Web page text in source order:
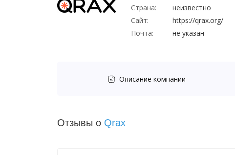
Страна:
неизвестно
Сайт:
https://qrax.org/
Почта:
не указан
Описание компании
Отзывы о Qrax